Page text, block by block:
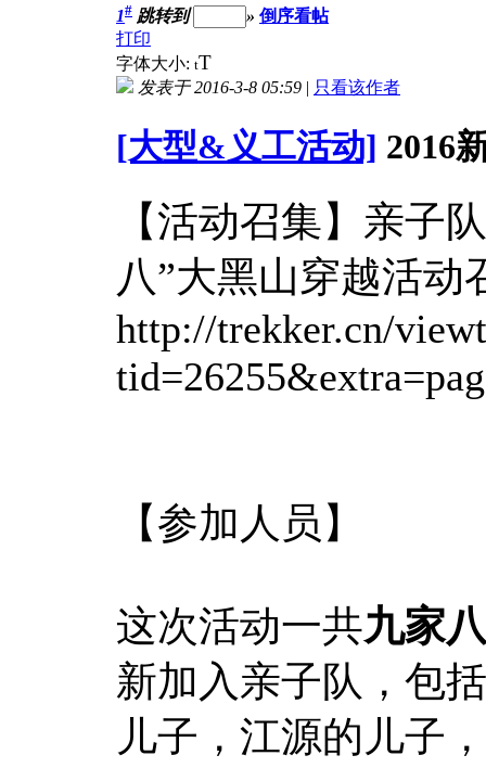
1# 跳转到 » 倒序看帖
打印
字体大小: tT
发表于 2016-3-8 05:59 | 只看该作者
[大型&义工活动] 2016
【活动召集】亲子
八”大黑山穿越活动
http://trekker.cn/
【参加人员】
这次活动一共九家
新加入亲子队，包
儿子，江源的儿子